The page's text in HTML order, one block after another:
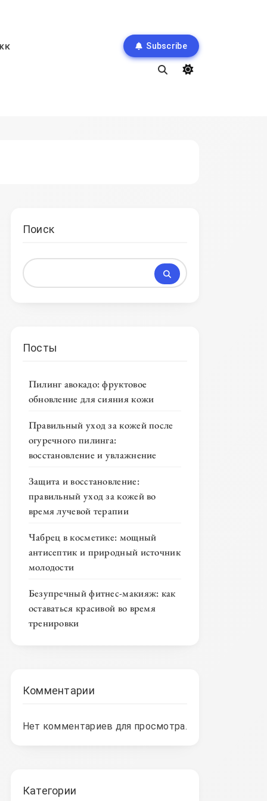
Subscribe
Поиск
Посты
Пилинг авокадо: фруктовое
обновление для сияния кожи
Правильный уход за кожей после
огуречного пилинга:
восстановление и увлажнение
Защита и восстановление:
правильный уход за кожей во
время лучевой терапии
Чабрец в косметике: мощный
антисептик и природный источник
молодости
Безупречный фитнес-макияж: как
оставаться красивой во время
тренировки
Комментарии
Нет комментариев для просмотра.
Категории